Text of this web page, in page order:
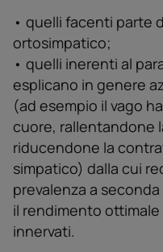
• quelli facenti parte
ortosimpatico;
• quelli inerenti al
esplicano in genere
(ad esempio il vago
cuore, rallentandone
riducendone la
simpatico) dalla cui
prevalenza a
il rendimento
innervati.